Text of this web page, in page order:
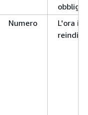
Numero
L'ora in